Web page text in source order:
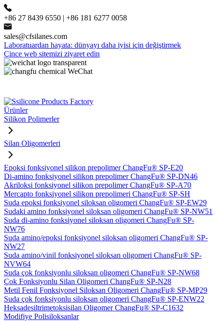
+86 27 8439 6550 | +86 181 6277 0058
sales@cfsilanes.com
Laboratuardan hayata: dünyayı daha iyisi için değiştirmek
Çince web sitemizi ziyaret edin
Ürünler
Silikon Polimerler
Silan Oligomerleri
Epoksi fonksiyonel silikon prepolimer ChangFu® SP-E20
Di-amino fonksiyonel silikon prepolimer ChangFu® SP-DN46
Akriloksi fonksiyonel silikon prepolimer ChangFu® SP-A70
Mercapto fonksiyonel silikon prepolimeri ChangFu® SP-SH
Suda epoksi fonksiyonel siloksan oligomeri ChangFu® SP-EW29
Sudaki amino fonksiyonel siloksan oligomeri ChangFu® SP-NW51
Suda di-amino fonksiyonel siloksan oligomeri ChangFu® SP-
NW76
Suda amino/epoksi fonksiyonel siloksan oligomeri ChangFu® SP-
NW27
Suda amino/vinil fonksiyonel siloksan oligomeri ChangFu® SP-
NVW64
Suda çok fonksiyonlu siloksan oligomeri ChangFu® SP-NW68
Çok Fonksiyonlu Silan Oligomeri ChangFu® SP-N28
Metil Fenil Fonksiyonel Siloksan Oligomeri ChangFu® SP-MP29
Suda çok fonksiyonlu siloksan oligomeri ChangFu® SP-ENW22
Heksadesiltrimetoksisilan Oligomer ChangFu® SP-C1632
Modifiye Polisiloksanlar